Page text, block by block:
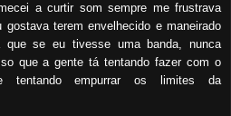
a curtir som sempre me frustrava
terem envelhecido e maneirado
que se eu tivesse uma banda, nunca
que a gente tá tentando fazer com o
tentando empurrar os limites da